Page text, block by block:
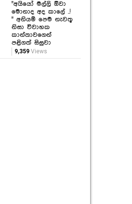
"අයියෝ මල්ලි ඕවා
මොනාද අද කාලේ ..!
" අනියම් පෙම නැවතූ
නිසා විවාහක
කාන්තාවගෙන්
පළිගත් සිසුවා
9,359Views